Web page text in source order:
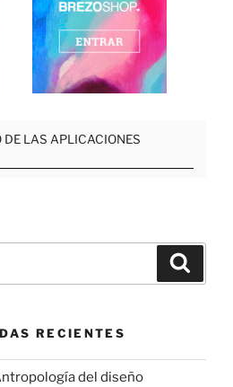
DE LAS APLICACIONES
RECIENTES
del diseño